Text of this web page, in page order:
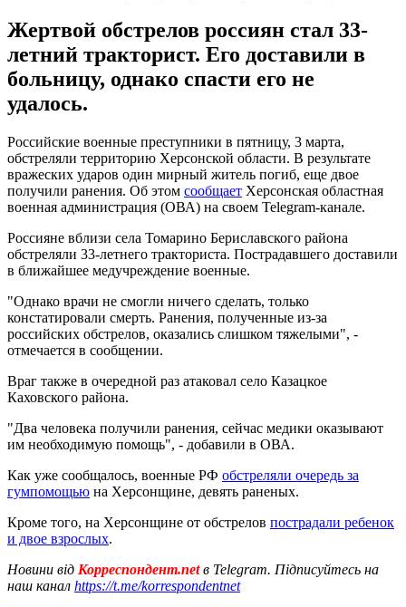
Жертвой обстрелов россиян стал 33-
летний тракторист. Его доставили в
больницу, однако спасти его не
удалось.
Российские военные преступники в пятницу, 3 марта,
обстреляли территорию Херсонской области. В результате
вражеских ударов один мирный житель погиб, еще двое
получили ранения. Об этом сообщает Херсонская областная
военная администрация (ОВА) на своем Telegram-канале.
Россияне вблизи села Томарино Бериславского района
обстреляли 33-летнего тракториста. Пострадавшего доставили
в ближайшее медучреждение военные.
"Однако врачи не смогли ничего сделать, только
констатировали смерть. Ранения, полученные из-за
российских обстрелов, оказались слишком тяжелыми", -
отмечается в сообщении.
Враг также в очередной раз атаковал село Казацкое
Каховского района.
"Два человека получили ранения, сейчас медики оказывают
им необходимую помощь", - добавили в ОВА.
Как уже сообщалось, военные РФ обстреляли очередь за
гумпомощью на Херсонщине, девять раненых.
Кроме того, на Херсонщине от обстрелов пострадали ребенок
и двое взрослых.
Новини від Корреспондент.netв Telegram. Підписуйтесь на
наш канал https://t.me/korrespondentnet